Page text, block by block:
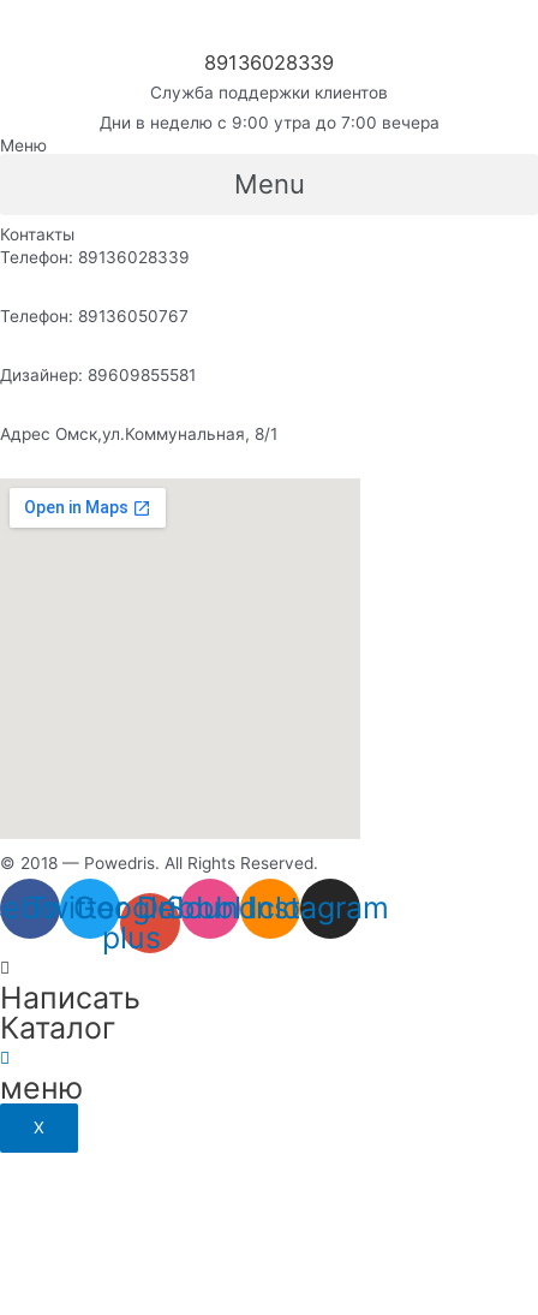
89136028339
Служба поддержки клиентов
Дни в неделю с 9:00 утра до 7:00 вечера
Меню
Menu
Контакты
Телефон: 89136028339
Телефон: 89136050767
Дизайнер: 89609855581
Адрес Омск,ул.Коммунальная, 8/1
© 2018 — Powedris. All Rights Reserved.
Twitter
Google-
plus
Dribbble
Soundcloud
Instagram
Написать
Каталог
меню
X